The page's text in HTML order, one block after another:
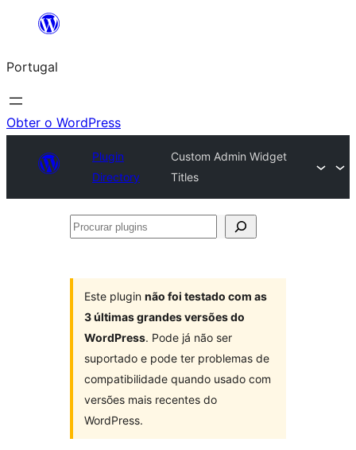
Saltar
o
conteúdo
Portugal
Obter o WordPress
Plugin
Directory
Custom Admin Widget
Titles
Procurar
Este plugin não foi testado com as
3 últimas grandes versões do
WordPress. Pode já não ser
suportado e pode ter problemas de
compatibilidade quando usado com
versões mais recentes do
WordPress.